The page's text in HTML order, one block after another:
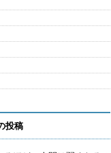
投稿